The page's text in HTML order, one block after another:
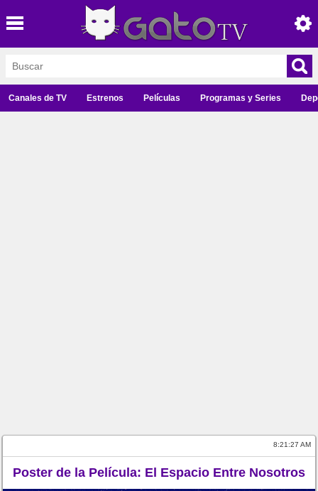
Canales de TV Estrenos Películas Programas y Series
8:21:28 AM
Poster de la Película: El Espacio Entre Nosotros